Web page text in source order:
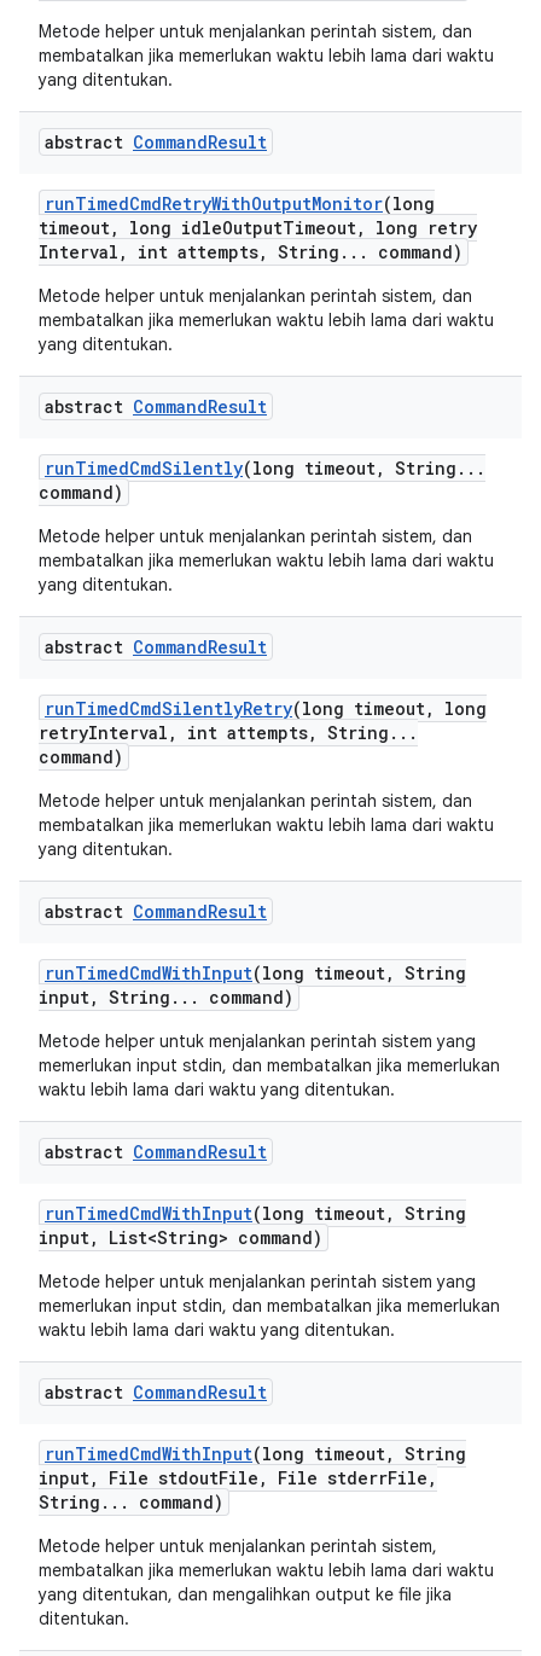
Metode helper untuk menjalankan perintah sistem, dan
membatalkan jika memerlukan waktu lebih lama dari waktu
yang ditentukan.
abstract CommandResult
runTimedCmdRetryWithOutputMonitor(long
timeout, long idleOutputTimeout,
long retry
Interval , int attempts, String . . . command)
Metode helper untuk menjalankan perintah sistem, dan
membatalkan jika memerlukan waktu lebih lama dari waktu
yang ditentukan.
abstract CommandResult
runTimedCmdSilently(long timeout, String . . .
command)
Metode helper untuk menjalankan perintah sistem, dan
membatalkan jika memerlukan waktu lebih lama dari waktu
yang ditentukan.
abstract CommandResult
runTimedCmdSilentlyRetry(long timeout,
long
retryInterval , int attempts, String . . .
command)
Metode helper untuk menjalankan perintah sistem, dan
membatalkan jika memerlukan waktu lebih lama dari waktu
yang ditentukan.
abstract CommandResult
runTimedCmdWithInput(long timeout, String
input, String . . . command)
Metode helper untuk menjalankan perintah sistem yang
memerlukan input stdin, dan membatalkan jika memerlukan
waktu lebih lama dari waktu yang ditentukan.
abstract CommandResult
runTimedCmdWithInput(long timeout, String
input, List<String> command)
Metode helper untuk menjalankan perintah sistem yang
memerlukan input stdin, dan membatalkan jika memerlukan
waktu lebih lama dari waktu yang ditentukan.
abstract CommandResult
runTimedCmdWithInput(long timeout, String
input, File stdoutFile , File stderrFile ,
String . . . command)
Metode helper untuk menjalankan perintah sistem,
membatalkan jika memerlukan waktu lebih lama dari waktu
yang ditentukan, dan mengalihkan output ke file jika
ditentukan.